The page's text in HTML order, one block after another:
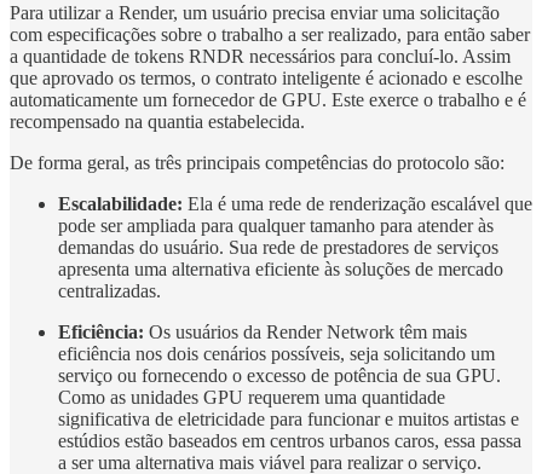
Para utilizar a Render, um usuário precisa enviar uma solicitação
com especificações sobre o trabalho a ser realizado, para então saber
a quantidade de tokens RNDR necessários para concluí-lo. Assim
que aprovado os termos, o contrato inteligente é acionado e escolhe
automaticamente um fornecedor de GPU. Este exerce o trabalho e é
recompensado na quantia estabelecida.
De forma geral, as três principais competências do protocolo são:
Escalabilidade: Ela é uma rede de renderização escalável que
pode ser ampliada para qualquer tamanho para atender às
demandas do usuário. Sua rede de prestadores de serviços
apresenta uma alternativa eficiente às soluções de mercado
centralizadas.
Eficiência: Os usuários da Render Network têm mais
eficiência nos dois cenários possíveis, seja solicitando um
serviço ou fornecendo o excesso de potência de sua GPU.
Como as unidades GPU requerem uma quantidade
significativa de eletricidade para funcionar e muitos artistas e
estúdios estão baseados em centros urbanos caros, essa passa
a ser uma alternativa mais viável para realizar o serviço.